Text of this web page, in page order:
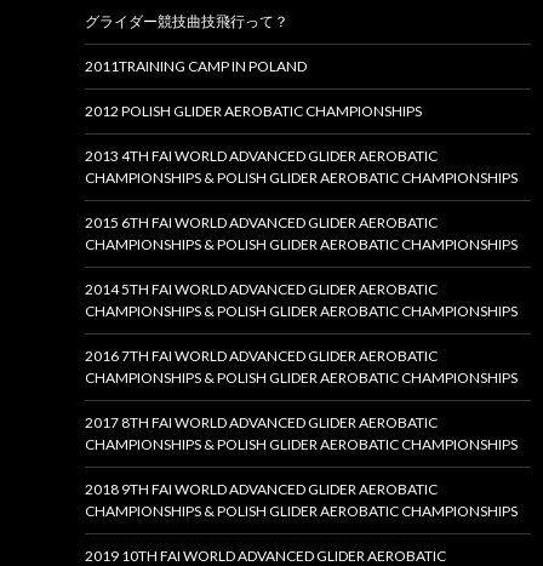
グライダー競技曲技飛行って？
2011TRAINING CAMP IN POLAND
2012 POLISH GLIDER AEROBATIC CHAMPIONSHIPS
2013 4TH FAI WORLD ADVANCED GLIDER AEROBATIC
CHAMPIONSHIPS & POLISH GLIDER AEROBATIC CHAMPIONSHIPS
2015 6TH FAI WORLD ADVANCED GLIDER AEROBATIC
CHAMPIONSHIPS & POLISH GLIDER AEROBATIC CHAMPIONSHIPS
2014 5TH FAI WORLD ADVANCED GLIDER AEROBATIC
CHAMPIONSHIPS & POLISH GLIDER AEROBATIC CHAMPIONSHIPS
2016 7TH FAI WORLD ADVANCED GLIDER AEROBATIC
CHAMPIONSHIPS & POLISH GLIDER AEROBATIC CHAMPIONSHIPS
2017 8TH FAI WORLD ADVANCED GLIDER AEROBATIC
CHAMPIONSHIPS & POLISH GLIDER AEROBATIC CHAMPIONSHIPS
2018 9TH FAI WORLD ADVANCED GLIDER AEROBATIC
CHAMPIONSHIPS & POLISH GLIDER AEROBATIC CHAMPIONSHIPS
2019 10TH FAI WORLD ADVANCED GLIDER AEROBATIC